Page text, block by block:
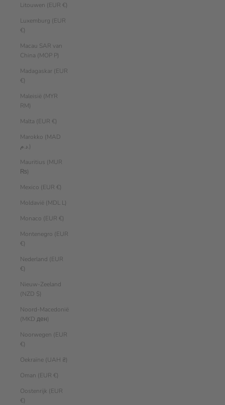
Litouwen (EUR €)
Luxemburg (EUR
€)
Macau SAR van
China (MOP P)
Madagaskar (EUR
€)
Maleisië (MYR
RM)
Malta (EUR €)
Marokko (MAD
د.م.)
Mauritius (MUR
₨)
Mexico (EUR €)
Moldavië (MDL L)
Monaco (EUR €)
Montenegro (EUR
€)
Nederland (EUR
€)
Nieuw-Zeeland
(NZD $)
Noord-Macedonië
(MKD ден)
Noorwegen (EUR
€)
Oekraïne (UAH ₴)
Oman (EUR €)
Oostenrijk (EUR
€)